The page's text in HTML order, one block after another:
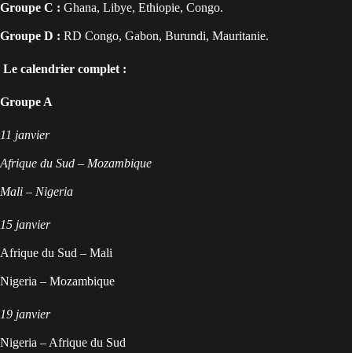
Groupe C : Ghana, Libye, Ethiopie, Congo.
Groupe D : RD Congo, Gabon, Burundi, Mauritanie.
Le calendrier complet :
Groupe A
11 janvier
Afrique du Sud – Mozambique
Mali – Nigeria
15 janvier
Afrique du Sud – Mali
Nigeria – Mozambique
19 janvier
Nigeria – Afrique du Sud